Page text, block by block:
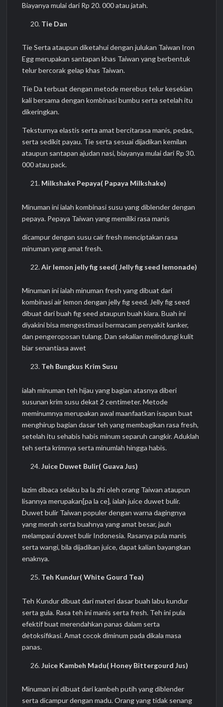
Biayanya mulai dari Rp 20. 000 atau jatah.
Tie Dan
Tie Serta ataupun diketahui dengan julukan Taiwan Iron
Egg merupakan santapan khas Taiwan yang berbentuk
telur bercorak gelap khas Taiwan.
Tie Da terbuat dengan metode merebus telur kesekian
kali bersama dengan kombinasi bumbu serta setelah itu
dikeringkan.
Teksturnya elastis serta amat bercitarasa manis, pedas,
serta sedikit payau. Tie serta sesuai dijadikan kemilan
ataupun santapan ajudan nasi, biayanya mulai dari Rp 30.
000 atau pack.
Milkshake Pepaya( Papaya Milkshake)
Minuman ini ialah kombinasi susu yang diblender dengan
pepaya. Pepaya Taiwan yang memiliki rasa manis
dicampur dengan susu cair fresh menciptakan rasa
minuman yang amat fresh.
Air lemon jelly fig seed( Jelly fig seed lemonade)
Minuman ini ialah minuman fresh yang dibuat dari
kombinasi air lemon dengan jelly fig seed. Jelly fig seed
dibuat dari buah fig seed ataupun buah kiara. Buah ini
diyakini bisa mengestimasi bermacam penyakit kanker,
dan pengeroposan tulang. Dan sekalian melindungi kulit
biar senantiasa awet
Teh Bungkus Krim Susu
ialah minuman teh hijau yang bagian atasnya diberi
susunan krim susu dekat 2 centimeter. Metode
meminumnya merupakan awal maanfaatkan isapan buat
menghirup bagian dasar teh yang membagikan rasa fresh,
setelah itu sehabis habis minum separuh cangkir. Aduklah
teh serta krimnya serta minumlah hingga habis.
Juice Duwet Bulir( Guava Jus)
lazim dibaca selaku ba la zhi oleh orang Taiwan ataupun
lisannya merupakan[pa la ce], ialah juice duwet bulir.
Duwet bulir Taiwan populer dengan warna dagingnya
yang merah serta buahnya yang amat besar, jauh
melampaui duwet bulir Indonesia. Rasanya pula manis
serta wangi, bila dijadikan juice, dapat kalian bayangkan
enaknya.
Teh Kundur( White Gourd Tea)
Teh Kundur dibuat dari materi dasar buah labu kundur
serta gula. Rasa teh ini manis serta fresh. Teh ini pula
efektif buat merendahkan panas dalam serta
detoksifikasi. Amat cocok diminum pada dikala masa
panas.
Juice Kambeh Madu( Honey Bittergourd Jus)
Minuman ini dibuat dari kambeh putih yang diblender
serta dicampur dengan madu. Orang yang tidak senang